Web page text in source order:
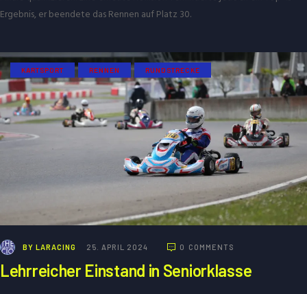
Ergebnis, er beendete das Rennen auf Platz 30.
KARTSPORT RENNEN RUNDSTRECKE
BY LARACING 25. APRIL 2024 0 COMMENTS
Lehrreicher Einstand in Seniorklasse